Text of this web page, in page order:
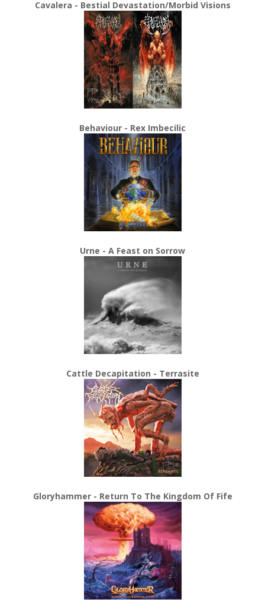
Cavalera - Bestial Devastation/Morbid Visions
Behaviour - Rex Imbecilic
Urne - A Feast on Sorrow
Cattle Decapitation - Terrasite
Gloryhammer - Return To The Kingdom Of Fife